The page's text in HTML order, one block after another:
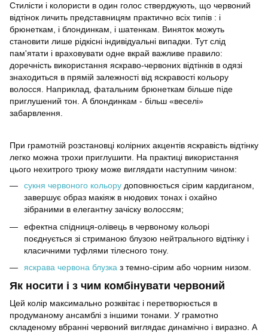
Стилісти і колористи в один голос стверджують, що червоний
відтінок личить представницям практично всіх типів : і
брюнеткам, і блондинкам, і шатенкам. Виняток можуть
становити лише рідкісні індивідуальні випадки. Тут слід
пам'ятати і враховувати одне вкрай важливе правило:
доречність використання яскраво-червоних відтінків в одязі
знаходиться в прямій залежності від яскравості кольору
волосся. Наприклад, фатальним брюнеткам більше піде
приглушений тон. А блондинкам - більш «веселі»
забарвлення.
При грамотній розстановці колірних акцентів яскравість відтінку
легко можна трохи приглушити. На практиці використання
цього нехитрого трюку може виглядати наступним чином:
сукня червоного кольору доповнюється сірим кардиганом,
завершує образ макіяж в нюдових тонах і охайно
зібраними в елегантну зачіску волоссям;
ефектна спідниця-олівець в червоному кольорі
поєднується зі стриманою блузою нейтрального відтінку і
класичними туфлями тілесного тону.
яскрава червона блузка з темно-сірим або чорним низом.
Як носити і з чим комбінувати червоний
Цей колір максимально розквітає і перетворюється в
продуманому ансамблі з іншими тонами. У грамотно
складеному вбранні червоний виглядає динамічно і виразно. А